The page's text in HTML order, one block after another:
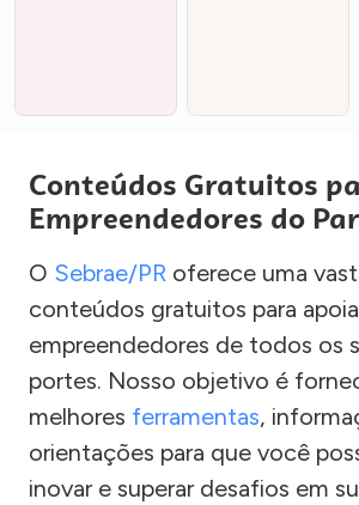
Conteúdos Gratuitos
Empreendedores do
O Sebrae/PR oferece uma
conteúdos gratuitos para
empreendedores de todos os
portes. Nosso objetivo é
melhores ferramentas,
orientações para que você
inovar e superar desafios em